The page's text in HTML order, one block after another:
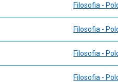
Filosofia -
Filosofia -
Filosofia -
Filosofia -